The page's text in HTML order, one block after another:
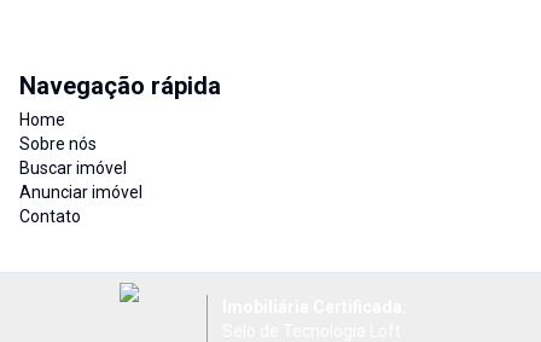
Navegação rápida
Home
Sobre nós
Buscar imóvel
Anunciar imóvel
Contato